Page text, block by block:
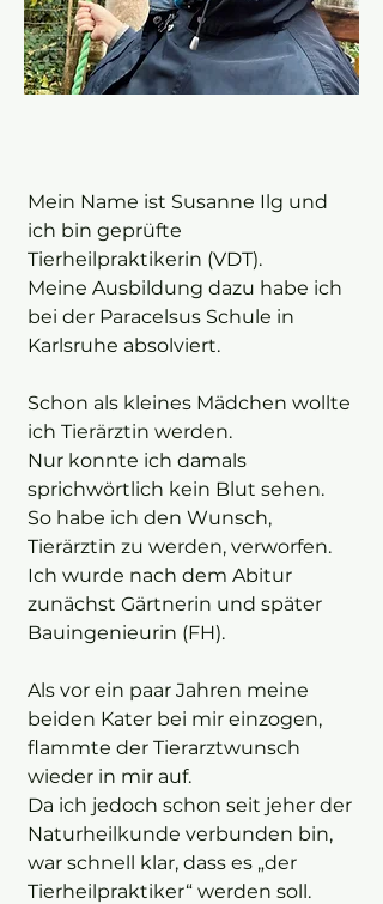
Mein Name ist Susanne Ilg und
ich bin geprüfte
Tierheilpraktikerin (VDT).
Meine Ausbildung dazu habe ich
bei der Paracelsus Schule in
Karlsruhe absolviert.
Schon als kleines Mädchen wollte
ich Tierärztin werden.
Nur konnte ich damals
sprichwörtlich kein Blut sehen.
So habe ich den Wunsch,
Tierärztin zu werden, verworfen.
Ich wurde nach dem Abitur
zunächst Gärtnerin und später
Bauingenieurin (FH).
Als vor ein paar Jahren meine
beiden Kater bei mir einzogen,
flammte der Tierarztwunsch
wieder in mir auf.
Da ich jedoch schon seit jeher der
Naturheilkunde verbunden bin,
war schnell klar, dass es „der
Tierheilpraktiker“ werden soll.